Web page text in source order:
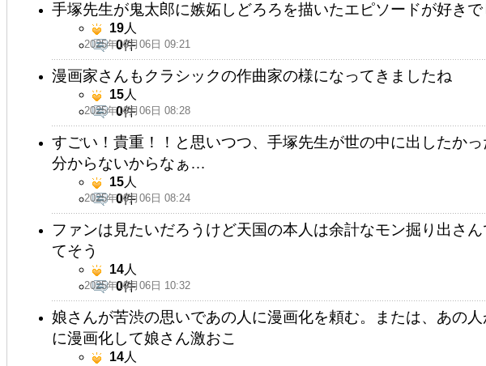
手塚先生が鬼太郎に嫉妬しどろろを描いたエピソードが好きで
2025年10月06日 09:21
19人
0件
漫画家さんもクラシックの作曲家の様になってきましたね
2025年10月06日 08:28
15人
0件
すごい！貴重！！と思いつつ、手塚先生が世の中に出したか
分からないからなぁ…
2025年10月06日 08:24
15人
0件
ファンは見たいだろうけど天国の本人は余計なモン掘り出さ
てそう
2025年10月06日 10:32
14人
0件
娘さんが苦渋の思いであの人に漫画化を頼む。または、あの
に漫画化して娘さん激おこ
14人